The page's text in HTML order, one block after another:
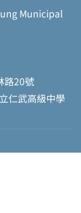
Municipal
路20號
仁武高級中學